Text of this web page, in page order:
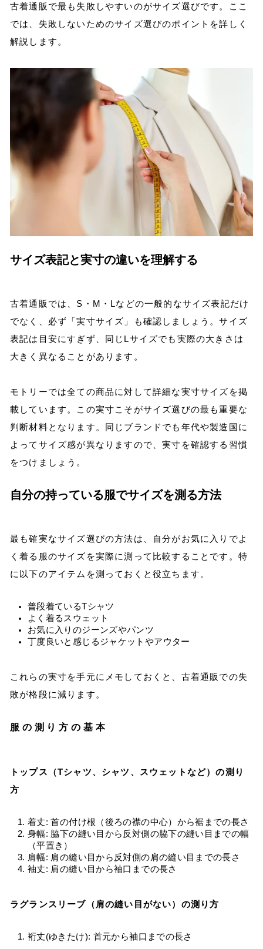
古着通販で最も失敗しやすいのがサイズ選びです。ここ
では、失敗しないためのサイズ選びのポイントを詳しく
解説します。
サイズ表記と実寸の違いを理解する
古着通販では、S・M・Lなどの一般的なサイズ表記だけ
でなく、必ず「実寸サイズ」も確認しましょう。サイズ
表記は目安にすぎず、同じLサイズでも実際の大きさは
大きく異なることがあります。
モトリーでは全ての商品に対して詳細な実寸サイズを掲
載しています。この実寸こそがサイズ選びの最も重要な
判断材料となります。同じブランドでも年代や製造国に
よってサイズ感が異なりますので、実寸を確認する習慣
をつけましょう。
自分の持っている服でサイズを測る方法
最も確実なサイズ選びの方法は、自分がお気に入りでよ
く着る服のサイズを実際に測って比較することです。特
に以下のアイテムを測っておくと役立ちます。
普段着ているTシャツ
よく着るスウェット
お気に入りのジーンズやパンツ
丁度良いと感じるジャケットやアウター
これらの実寸を手元にメモしておくと、古着通販での失
敗が格段に減ります。
服の測り方の基本
トップス（Tシャツ、シャツ、スウェットなど）の測り
方
着丈: 首の付け根（後ろの襟の中心）から裾までの長さ
身幅: 脇下の縫い目から反対側の脇下の縫い目までの幅
（平置き）
肩幅: 肩の縫い目から反対側の肩の縫い目までの長さ
袖丈: 肩の縫い目から袖口までの長さ
ラグランスリーブ（肩の縫い目がない）の測り方
裄丈(ゆきたけ): 首元から袖口までの長さ